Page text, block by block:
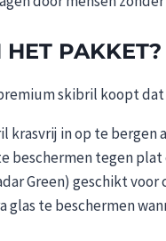
PAKKET?
skibril koopt
krasvrij in op te bergen
beschermen tegen
Green) geschikt
glas te beschermen